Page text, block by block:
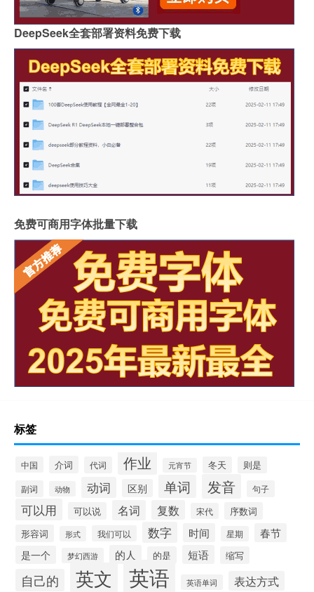
DeepSeek全套部署资料免费下载
免费可商用字体批量下载
标签
中国 介词 代词 作业 元宵节 冬天
则是
副词
动物 动词 区别 单词 发音 句子
可以用 可以说 名词 复数 宋代
序数词
形容词
形式 我们可以 数字 时间 星期 春节
是一个 梦幻西游 的人 的是 短语 缩写
自己的 英文 英语 英语单词 表达方式